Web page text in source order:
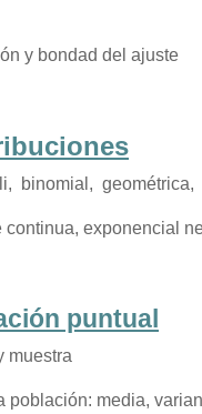
y bondad del ajuste
binomial,
exponencial
puntual
muestra
población: media,